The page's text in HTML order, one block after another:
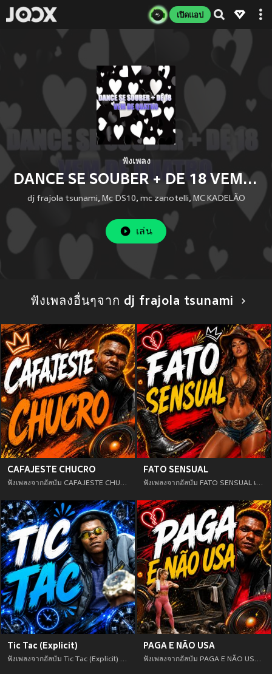
เปิดแอป
ฟังเพลง
DANCE SE SOUBER + DE 18 VEM DE QUATRO
dj frajola tsunami, Mc DS10, mc zanotelli, MC KADELÃO
เล่น
ฟังเพลงอื่นๆจาก dj frajola tsunami
CAFAJESTE CHUCRO
ฟังเพลงจากอัลบัม CAFAJESTE CHUCRO เพลงใหม่จาก อัพเดทเพลงใหม่ล่าสุดก่อนใคร ตลอดปี 2021
FATO SENSUAL
ฟังเพลงจากอัลบัม FATO SENSUAL เพลงใหม่จาก อัพเดทเพลงใหม่ล่าสุดก่อนใคร ตลอดปี 2021
Tic Tac (Explicit)
ฟังเพลงจากอัลบัม Tic Tac (Explicit) เพลงใหม่จาก อัพเดทเพลงใหม่ล่าสุดก่อนใคร ตลอดปี 2021
PAGA E NÃO USA
ฟังเพลงจากอัลบัม PAGA E NÃO USA เพลงใหม่จาก อัพเดทเพลงใหม่ล่าสุดก่อนใคร ตลอดปี 2021